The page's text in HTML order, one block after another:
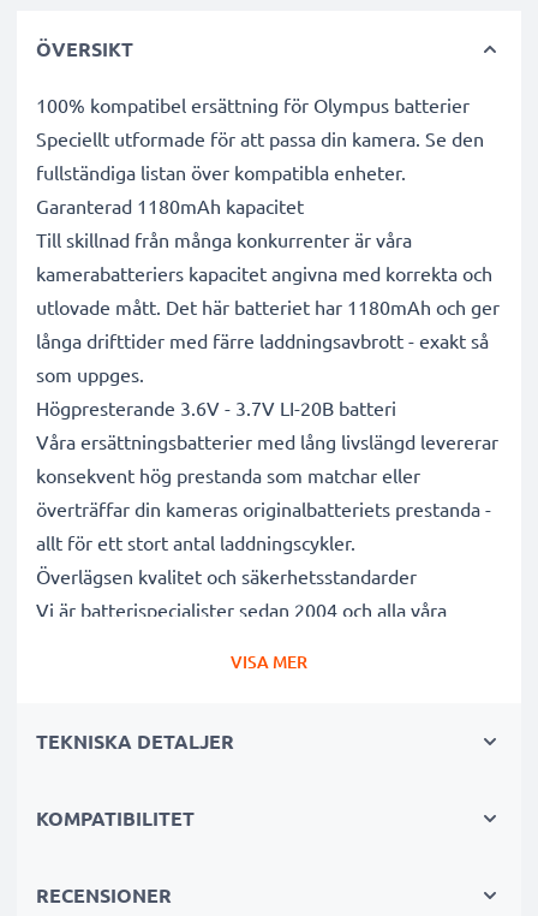
ÖVERSIKT
100% kompatibel ersättning för Olympus batterier
Speciellt utformade för att passa din kamera. Se den
fullständiga listan över kompatibla enheter.
Garanterad 1180mAh kapacitet
Till skillnad från många konkurrenter är våra
kamerabatteriers kapacitet angivna med korrekta och
utlovade mått. Det här batteriet har 1180mAh och ger
långa drifttider med färre laddningsavbrott - exakt så
som uppges.
Högpresterande 3.6V - 3.7V LI-20B batteri
Våra ersättningsbatterier med lång livslängd levererar
konsekvent hög prestanda som matchar eller
överträffar din kameras originalbatteriets prestanda -
allt för ett stort antal laddningscykler.
Överlägsen kvalitet och säkerhetsstandarder
Vi är batterispecialister sedan 2004 och alla våra
mer därtill. Det är därför de levereras med 3 års
Oumbärliga i alla fotografers kameraväskor
VISA MER
TEKNISKA DETALJER
KOMPATIBILITET
RECENSIONER